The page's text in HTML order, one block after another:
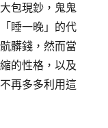
包現鈔，鬼鬼
睡一晚」的代
髒錢，然而當
的性格，以及
再多多利用這